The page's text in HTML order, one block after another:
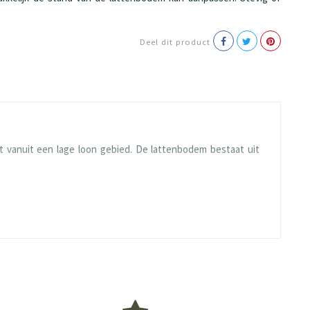
Deel dit product
vanuit een lage loon gebied. De lattenbodem bestaat uit
en blijven ze langdurig mooi. Gelukkig heeft BEUK al veel